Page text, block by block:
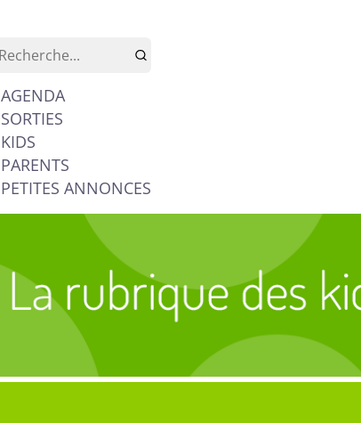
AGENDA
SORTIES
KIDS
PARENTS
PETITES ANNONCES